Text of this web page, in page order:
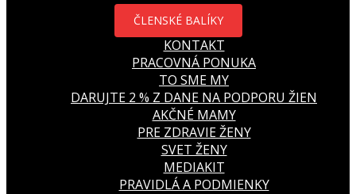
ČLENSKÉ BALÍKY
KONTAKT
PRACOVNÁ PONUKA
TO SME MY
DARUJTE 2 % Z DANE NA PODPORU ŽIEN
AKČNÉ MAMY
PRE ZDRAVIE ŽENY
SVET ŽENY
MEDIAKIT
PRAVIDLÁ A PODMIENKY